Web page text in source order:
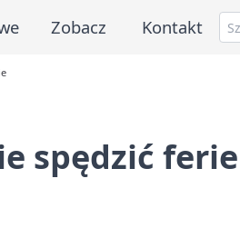
Zobacz Kontakt
spędzić ferie